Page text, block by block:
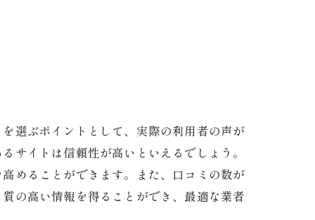
選ぶポイントとして、実際の利用者の声が
サイトは信頼性が高いといえるでしょう。
めることができます。また、口コミの数が
の高い情報を得ることができ、最適な業者